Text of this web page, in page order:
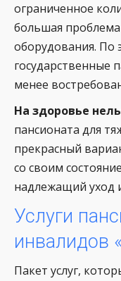
ограниченное
большая
оборудования. По
государственные
менее
На здоровье
пансионата для
прекрасный
со своим
надлежащий уход
Услуги
инвалидов
Пакет услуг,